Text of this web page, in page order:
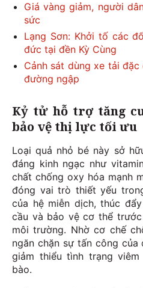
Giá vàng giảm, người
sức
Lạng Sơn: Khởi tố các
đức tại đền Kỳ Cùng
Cảnh sát dùng xe tải
đường ngập
Kỷ tử hỗ trợ tăng
bảo vệ thị lực tối ưu
Loại quả nhỏ bé này sở
đáng kinh ngạc như
chất chống oxy hóa mạnh
đóng vai trò thiết yếu
của hệ miễn dịch, thúc
cầu và bảo vệ cơ thể
môi trường. Nhờ cơ chế
ngăn chặn sự tấn công
giảm thiểu tình trạng
bào.